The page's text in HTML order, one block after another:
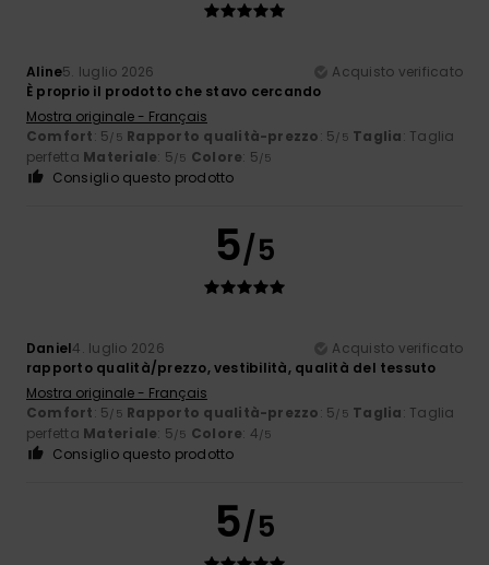
Aline5. luglio 2026
Acquisto verificato
È proprio il prodotto che stavo cercando
Mostra originale - Français
Comfort: 5/5 Rapporto qualità-prezzo: 5/5 Taglia: Taglia
perfetta Materiale: 5/5 Colore: 5/5
Consiglio questo prodotto
5/5
Daniel4. luglio 2026
Acquisto verificato
rapporto qualità/prezzo, vestibilità, qualità del tessuto
Mostra originale - Français
Comfort: 5/5 Rapporto qualità-prezzo: 5/5 Taglia: Taglia
perfetta Materiale: 5/5 Colore: 4/5
Consiglio questo prodotto
5/5